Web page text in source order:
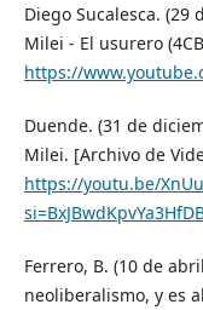
Diego Sucalesca. (29
Milei - El usurero
https://
Duende. (31 de
Milei. [Archivo de
https://youtu.be/
Ferrero, B. (10 de
neoliberalismo, y es